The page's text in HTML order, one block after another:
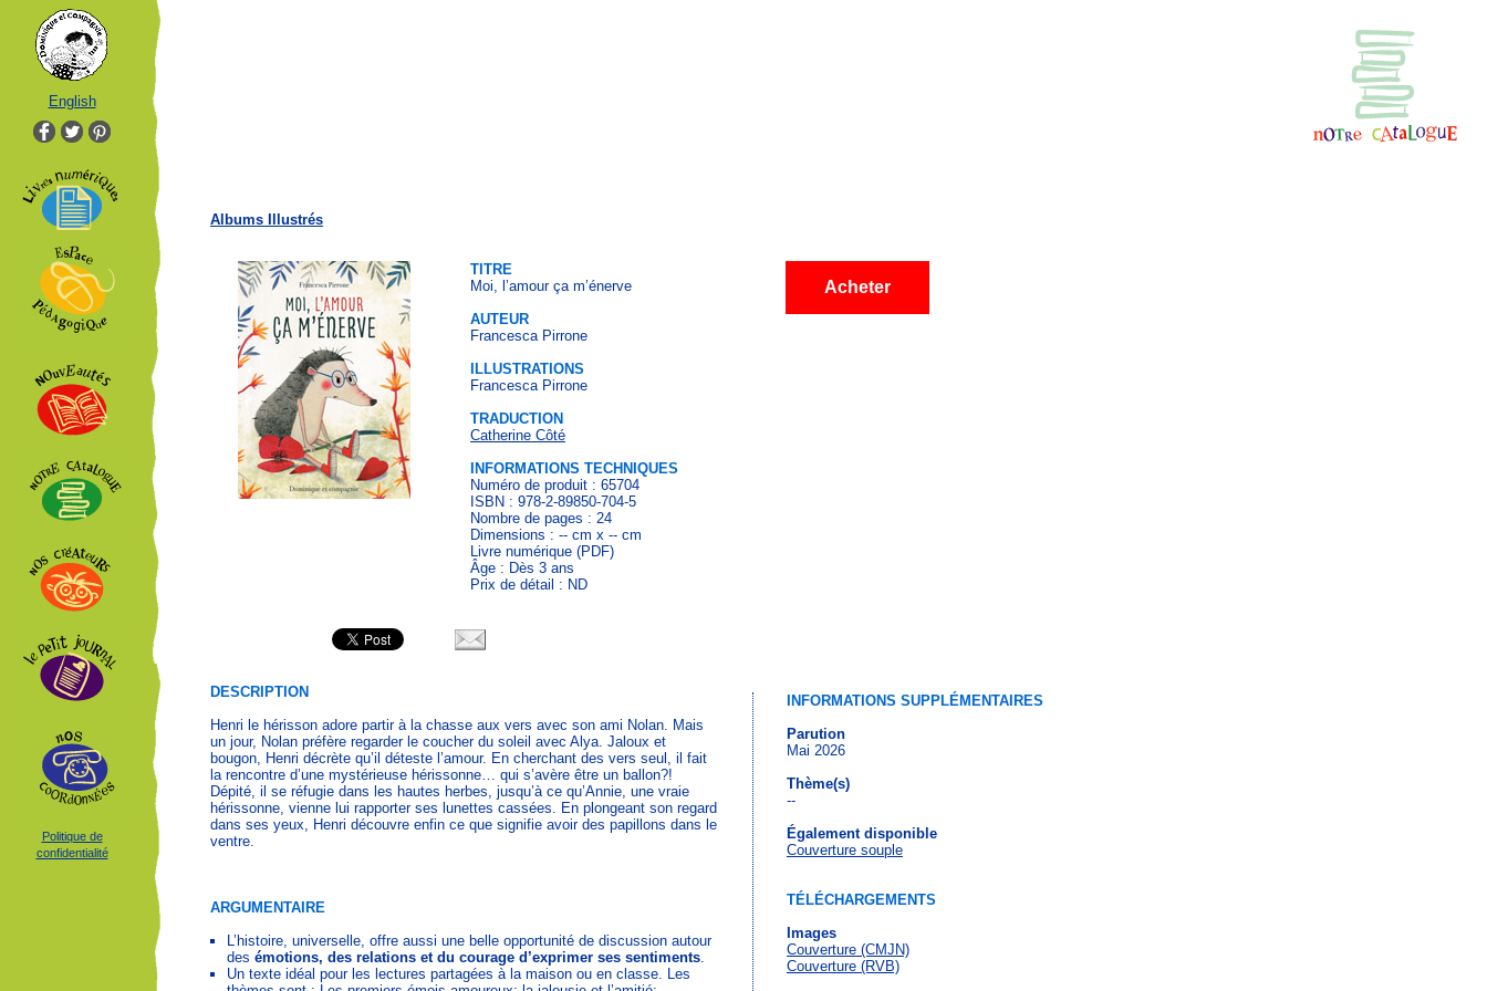
English
Politique de
confidentialité
Albums Illustrés
TITRE
Moi, l’amour ça m’énerve
AUTEUR
Francesca Pirrone
ILLUSTRATIONS
Francesca Pirrone
TRADUCTION
Catherine Côté
INFORMATIONS TECHNIQUES
Numéro de produit : 65704
ISBN : 978-2-89850-704-5
Nombre de pages : 24
Dimensions : -- cm x -- cm
Livre numérique (PDF)
Âge : Dès 3 ans
Prix de détail : ND
Acheter
DESCRIPTION
Henri le hérisson adore partir à la chasse aux vers avec son ami Nolan. Mais
un jour, Nolan préfère regarder le coucher du soleil avec Alya. Jaloux et
bougon, Henri décrète qu’il déteste l’amour. En cherchant des vers seul, il fait
la rencontre d’une mystérieuse hérissonne… qui s’avère être un ballon?!
Dépité, il se réfugie dans les hautes herbes, jusqu’à ce qu’Annie, une vraie
hérissonne, vienne lui rapporter ses lunettes cassées. En plongeant son regard
dans ses yeux, Henri découvre enfin ce que signifie avoir des papillons dans le
ventre.
ARGUMENTAIRE
L’histoire, universelle, offre aussi une belle opportunité de discussion autour
des émotions, des relations et du courage d’exprimer ses sentiments.
Un texte idéal pour les lectures partagées à la maison ou en classe. Les
INFORMATIONS SUPPLÉMENTAIRES
Parution
Mai 2026
Thème(s)
--
Également disponible
Couverture souple
TÉLÉCHARGEMENTS
Images
Couverture (CMJN)
Couverture (RVB)